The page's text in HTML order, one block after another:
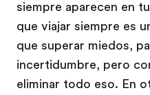
siempre aparecen en
que viajar siempre es
que superar miedos,
incertidumbre, pero
eliminar todo eso. En